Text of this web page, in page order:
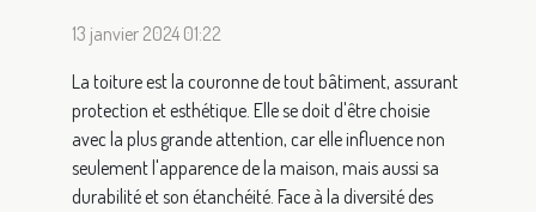
13 janvier 2024 01:22
La toiture est la couronne de tout bâtiment, assurant
protection et esthétique. Elle se doit d'être choisie
avec la plus grande attention, car elle influence non
seulement l'apparence de la maison, mais aussi sa
durabilité et son étanchéité. Face à la diversité des